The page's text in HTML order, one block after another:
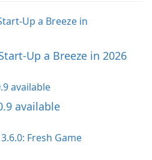
Up a Breeze in 2026
available